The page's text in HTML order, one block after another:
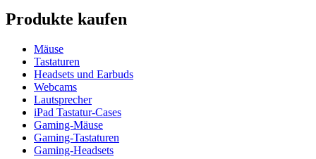
Produkte kaufen
Mäuse
Tastaturen
Headsets und Earbuds
Webcams
Lautsprecher
iPad Tastatur-Cases
Gaming-Mäuse
Gaming-Tastaturen
Gaming-Headsets